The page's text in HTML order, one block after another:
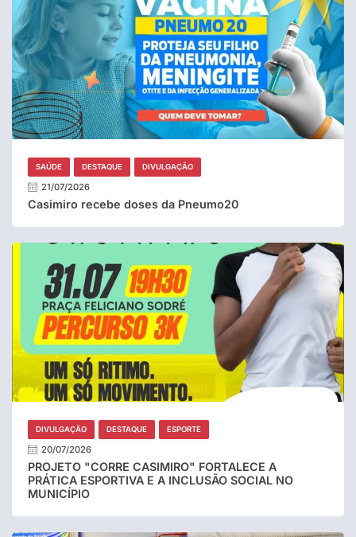
SAÚDE DESTAQUE DIVULGAÇÃO
21/07/2026
Casimiro recebe doses da Pneumo20
DIVULGAÇÃO DESTAQUE ESPORTE
20/07/2026
PROJETO "CORRE CASIMIRO" FORTALECE A
PRÁTICA ESPORTIVA E A INCLUSÃO SOCIAL NO
MUNICÍPIO